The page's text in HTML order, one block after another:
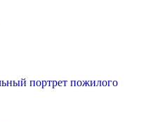
портрет пожилого